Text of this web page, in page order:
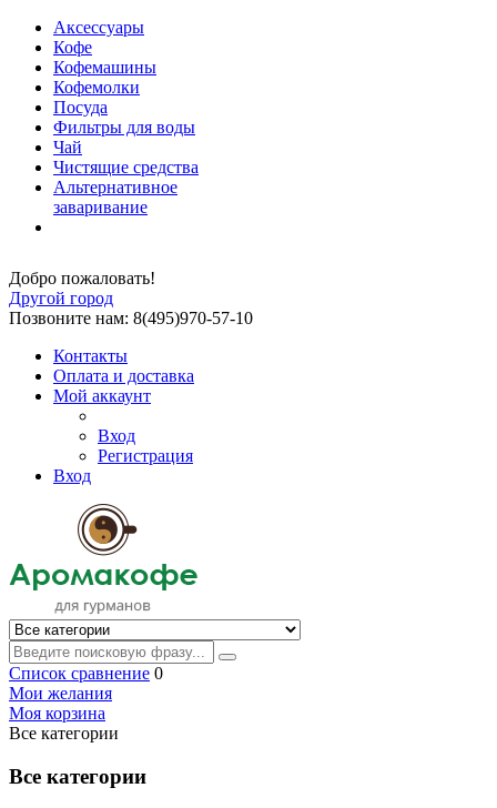
Аксессуары
Кофе
Кофемашины
Кофемолки
Посуда
Фильтры для воды
Чай
Чистящие средства
Альтернативное
заваривание
Добро пожаловать!
Другой город
Позвоните нам: 8(495)970-57-10
Контакты
Оплата и доставка
Мой аккаунт
Вход
Регистрация
Вход
Список сравнение 0
Мои желания
Моя корзина
Все категории
Все категории